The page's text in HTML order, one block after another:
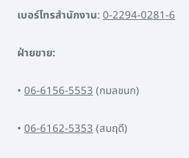
เบอร์โทรสำนักงาน: 0-2294-0281-6
ฝ่ายขาย:
• 06-6156-5553(กมลชนก)
• 06-6162-5353(สมฤดี)